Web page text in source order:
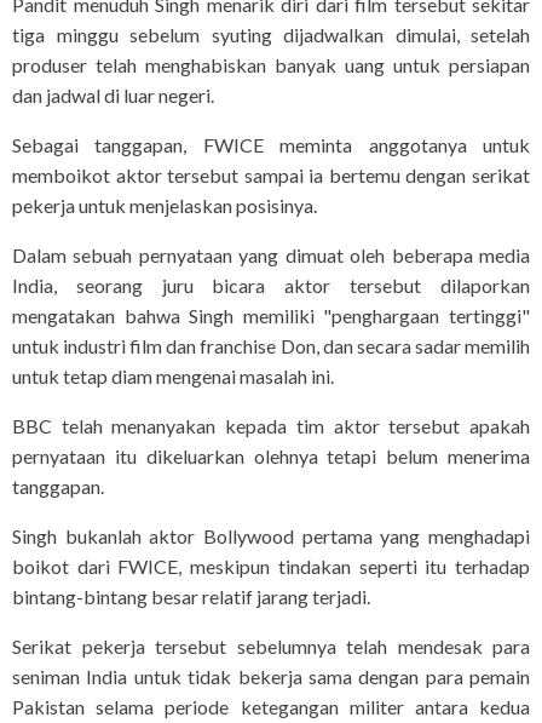
tiga minggu sebelum syuting dijadwalkan dimulai, setelah
produser telah menghabiskan banyak uang untuk persiapan
dan jadwal di luar negeri.
Sebagai tanggapan, FWICE meminta anggotanya untuk
memboikot aktor tersebut sampai ia bertemu dengan serikat
pekerja untuk menjelaskan posisinya.
Dalam sebuah pernyataan yang dimuat oleh beberapa media
India, seorang juru bicara aktor tersebut dilaporkan
mengatakan bahwa Singh memiliki "penghargaan tertinggi"
untuk industri film dan franchise Don, dan secara sadar memilih
untuk tetap diam mengenai masalah ini.
BBC telah menanyakan kepada tim aktor tersebut apakah
pernyataan itu dikeluarkan olehnya tetapi belum menerima
tanggapan.
Singh bukanlah aktor Bollywood pertama yang menghadapi
boikot dari FWICE, meskipun tindakan seperti itu terhadap
bintang-bintang besar relatif jarang terjadi.
Serikat pekerja tersebut sebelumnya telah mendesak para
seniman India untuk tidak bekerja sama dengan para pemain
Pakistan selama periode ketegangan militer antara kedua